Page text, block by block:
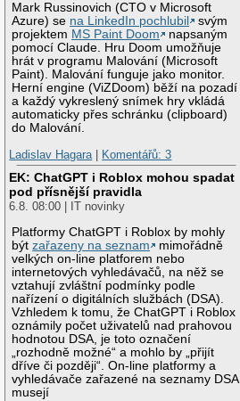
Mark Russinovich (CTO v Microsoft
Azure) se na LinkedIn pochlubil
svým
projektem MS Paint Doom
napsaným
pomocí Claude. Hru Doom umožňuje
hrát v programu Malování (Microsoft
Paint). Malování funguje jako monitor.
Herní engine (ViZDoom) běží na pozadí
a každý vykreslený snímek hry vkládá
automaticky přes schránku (clipboard)
do Malování.
Ladislav Hagara
Komentářů: 3
EK: ChatGPT i Roblox mohou spadat
pod přísnější pravidla
6.8. 08:00 | IT novinky
Platformy ChatGPT i Roblox by mohly
býtzařazeny na seznam
mimořádně
velkých on-line platforem nebo
internetových vyhledávačů, na něž se
vztahují zvláštní podmínky podle
nařízení o digitálních službách (DSA).
Vzhledem k tomu, že ChatGPT i Roblox
oznámily počet uživatelů nad prahovou
hodnotou DSA, je toto označení
„rozhodně možné“ a mohlo by „přijít
dříve či později“. On-line platformy a
vyhledávače zařazené na seznamy DSA
musejí